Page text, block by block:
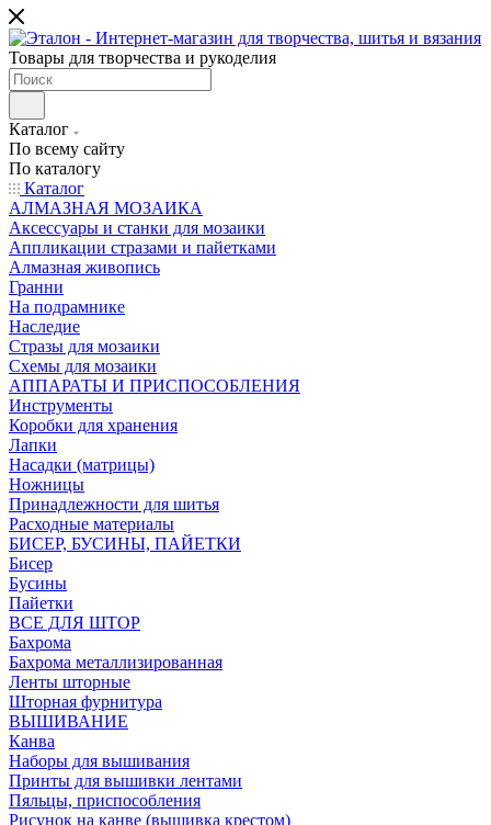
Товары для творчества и рукоделия
Каталог
По всему сайту
По каталогу
Каталог
АЛМАЗНАЯ МОЗАИКА
Аксессуары и станки для мозаики
Аппликации стразами и пайетками
Алмазная живопись
Гранни
На подрамнике
Наследие
Стразы для мозаики
Схемы для мозаики
АППАРАТЫ И ПРИСПОСОБЛЕНИЯ
Инструменты
Коробки для хранения
Лапки
Насадки (матрицы)
Ножницы
Принадлежности для шитья
Расходные материалы
БИСЕР, БУСИНЫ, ПАЙЕТКИ
Бисер
Бусины
Пайетки
ВСЕ ДЛЯ ШТОР
Бахрома
Бахрома металлизированная
Ленты шторные
Шторная фурнитура
ВЫШИВАНИЕ
Канва
Наборы для вышивания
Принты для вышивки лентами
Пяльцы, приспособления
Рисунок на канве (вышивка крестом)